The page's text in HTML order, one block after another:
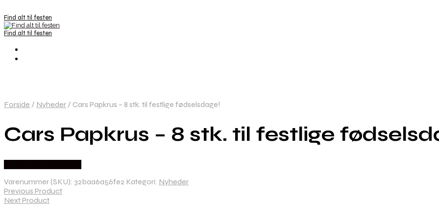
Find alt til festen
Find alt til festen
Forside / Nyheder / Cars Papkrus – 8 stk. til festlige fødselsdage!
Cars Papkrus – 8 stk. til festlige
Varenummer (SKU): 32baa6a56fe2 Kategori: Nyheder
Previous Product
Next Product